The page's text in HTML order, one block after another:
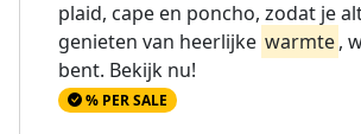
plaid, cape en poncho, zodat je
genieten van heerlijke warmte,
bent. Bekijk nu!
% PER SALE